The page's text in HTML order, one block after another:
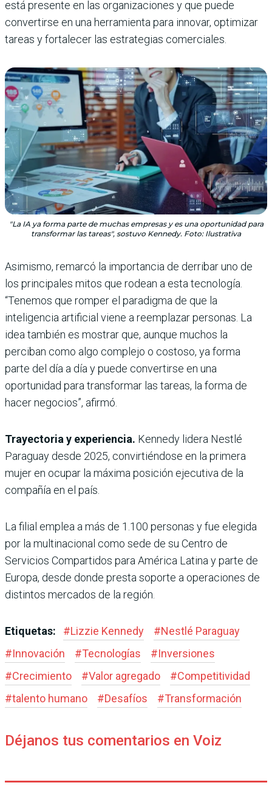
está presente en las organizaciones y que puede
convertirse en una herramienta para innovar, optimizar
tareas y fortalecer las estrategias comerciales.
"La IA ya forma parte de muchas empresas y es una oportunidad para
transformar las tareas", sostuvo Kennedy. Foto: Ilustrativa
Asimismo, remarcó la importancia de derribar uno de
los principales mitos que rodean a esta tecnología.
“Tenemos que romper el paradigma de que la
inteligencia artificial viene a reemplazar personas. La
idea también es mostrar que, aunque muchos la
perciban como algo complejo o costoso, ya forma
parte del día a día y puede convertirse en una
oportunidad para transformar las tareas, la forma de
hacer negocios”, afirmó.
Trayectoria y experiencia. Kennedy lidera Nestlé
Paraguay desde 2025, convirtiéndose en la primera
mujer en ocupar la máxima posición ejecutiva de la
compañía en el país.
La filial emplea a más de 1.100 personas y fue elegida
por la multinacional como sede de su Centro de
Servicios Compartidos para América Latina y parte de
Europa, desde donde presta soporte a operaciones de
distintos mercados de la región.
Etiquetas: #Lizzie Kennedy #Nestlé Paraguay
#Innovación #Tecnologías #Inversiones
#Crecimiento #Valor agregado #Competitividad
#talento humano #Desafíos #Transformación
Déjanos tus comentarios en Voiz